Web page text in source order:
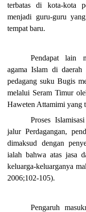
terbatas di kota-kota
menjadi guru-guru
tempat baru.
Pendapat lain
agama Islam di daerah
pedagang suku Bugis
melalui Seram Timur
Haweten Attamimi yang
Proses
jalur Perdagangan,
dimaksud dengan
ialah bahwa atas jasa
keluarga-keluarganya
2006;102-105).
Pengaruh